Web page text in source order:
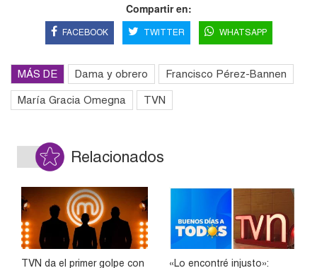
Compartir en:
FACEBOOK TWITTER WHATSAPP
MÁS DE Dama y obrero Francisco Pérez-Bannen
María Gracia Omegna TVN
Relacionados
TVN da el primer golpe con
«Lo encontré injusto»: